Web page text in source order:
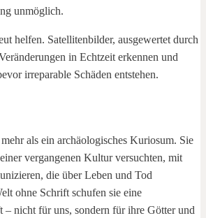
unmöglich.
helfen. Satellitenbilder, ausgewertet durch
in Echtzeit erkennen und
irreparable Schäden entstehen.
als ein archäologisches Kuriosum. Sie
vergangenen Kultur versuchten, mit
die über Leben und Tod
ohne Schrift schufen sie eine
– nicht für uns, sondern für ihre Götter und